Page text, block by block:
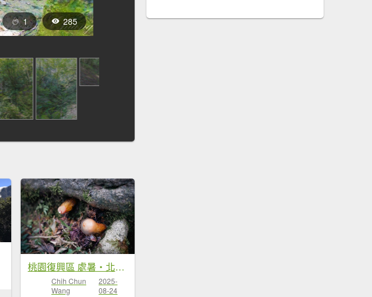
1 285
桃園復興區 處暑‧北插天山岩戶線
Chih Chun
Wang
2025-
08-24